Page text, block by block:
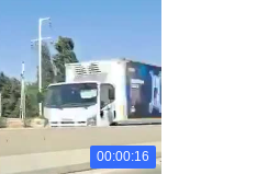
00:00:16